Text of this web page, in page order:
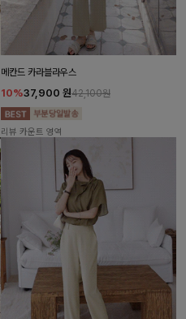
메칸드 카라블라우스
10%37,900 원42,100원
리뷰 카운트 영역